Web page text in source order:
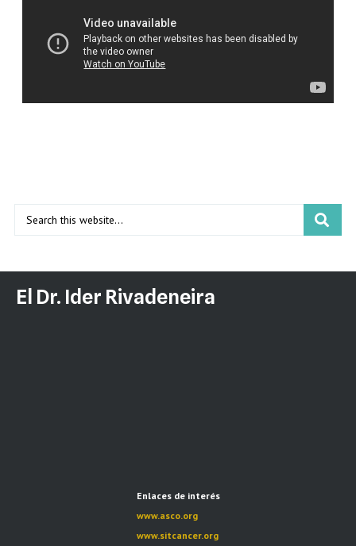
El Dr. Ider Rivadeneira
Enlaces de interés
www.asco.org
www.sitcancer.org